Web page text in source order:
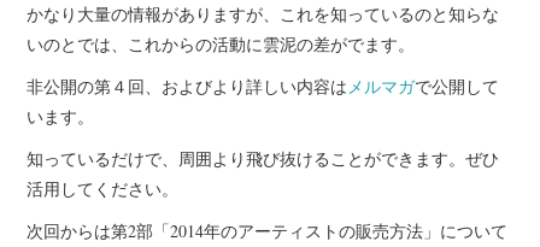
かなり大量の情報がありますが、これを知っているのと知らな
いのとでは、これからの活動に雲泥の差がでます。
非公開の第４回、およびより詳しい内容は メルマガで公開して
います。
知っているだけで、周囲より飛び抜けることができます。ぜひ
活用してください。
次回からは第2部「2014年のアーティストの販売方法」について